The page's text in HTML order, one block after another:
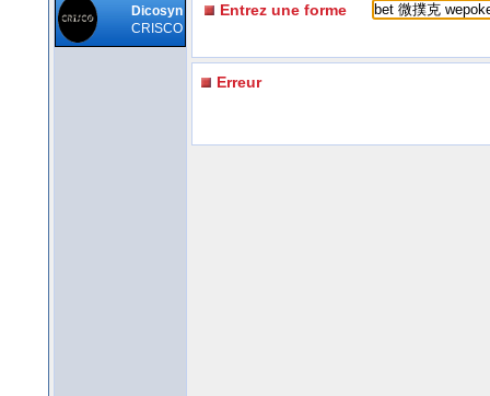
Dicosyn
CRISCO
Entrez une forme
Erreur